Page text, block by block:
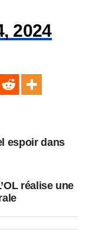
2024
espoir dans
réalise une